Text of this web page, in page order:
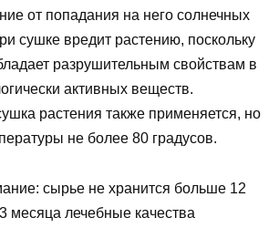
от попадания на него солнечных
сушке вредит растению, поскольку
разрушительным свойствам в
активных веществ.
растения также применяется, но
не более 80 градусов.
сырье не хранится больше 12
месяца лечебные качества